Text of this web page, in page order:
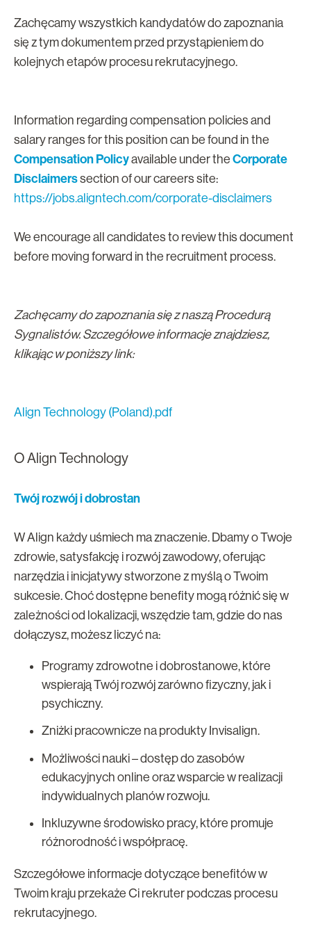
Zachęcamy wszystkich kandydatów do zapoznania
się z tym dokumentem przed przystąpieniem do
kolejnych etapów procesu rekrutacyjnego.
Information regarding compensation policies and
salary ranges for this position can be found in the
Compensation Policyavailable under the Corporate
Disclaimerssection of our careers site:
https://jobs.aligntech.com/corporate-disclaimers
We encourage all candidates to review this document
before moving forward in the recruitment process.
Zachęcamy do zapoznania się z naszą Procedurą
Sygnalistów. Szczegółowe informacje znajdziesz,
klikając w poniższy link:
Align Technology (Poland).pdf
O Align Technology
Twój rozwój i dobrostan
W Align każdy uśmiech ma znaczenie. Dbamy o Twoje
zdrowie, satysfakcję i rozwój zawodowy, oferując
narzędzia i inicjatywy stworzone z myślą o Twoim
sukcesie. Choć dostępne benefity mogą różnić się w
zależności od lokalizacji, wszędzie tam, gdzie do nas
dołączysz, możesz liczyć na:
Programy zdrowotne i dobrostanowe, które
wspierają Twój rozwój zarówno fizyczny, jak i
psychiczny.
Zniżki pracownicze na produkty Invisalign.
Możliwości nauki – dostęp do zasobów
edukacyjnych online oraz wsparcie w realizacji
indywidualnych planów rozwoju.
Inkluzywne środowisko pracy, które promuje
różnorodność i współpracę.
Szczegółowe informacje dotyczące benefitów w
Twoim kraju przekaże Ci rekruter podczas procesu
rekrutacyjnego.